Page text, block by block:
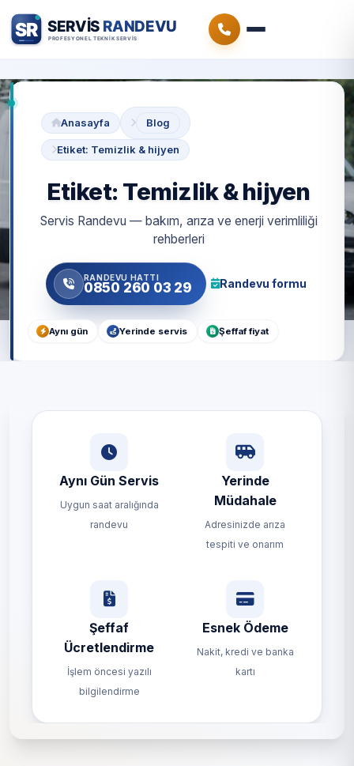
Anasayfa Blog
Etiket: Temizlik & hijyen
Etiket: Temizlik & hijyen
Servis Randevu — bakım, arıza ve enerji verimliliği
rehberleri
RANDEVU HATTI
0850 260 03 29 Randevu formu
Aynı gün Yerinde servis Şeffaf fiyat
Aynı Gün Servis
Uygun saat aralığında
randevu
Yerinde
Müdahale
Adresinizde arıza
tespiti ve onarım
Şeffaf
Ücretlendirme
İşlem öncesi yazılı
bilgilendirme
Esnek Ödeme
Nakit, kredi ve banka
kartı